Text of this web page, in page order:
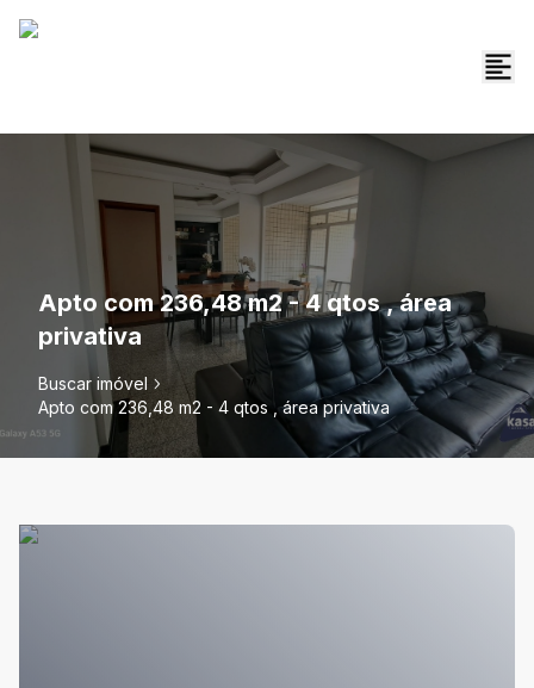
Apto com 236,48 m2 - 4 qtos , área
privativa
Buscar imóvel
Apto com 236,48 m2 - 4 qtos , área privativa